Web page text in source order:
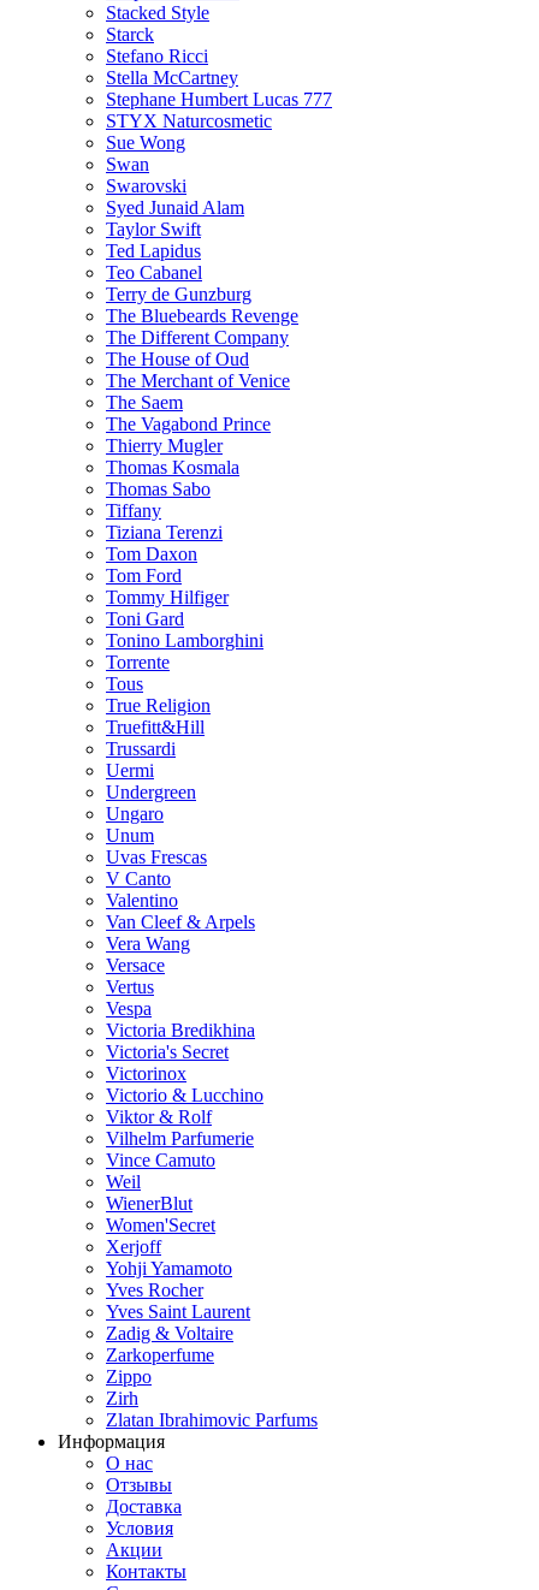
Stacked Style
Starck
Stefano Ricci
Stella McCartney
Stephane Humbert Lucas 777
STYX Naturсosmetic
Sue Wong
Swan
Swarovski
Syed Junaid Alam
Taylor Swift
Ted Lapidus
Teo Cabanel
Terry de Gunzburg
The Bluebeards Revenge
The Different Company
The House of Oud
The Merchant of Venice
The Saem
The Vagabond Prince
Thierry Mugler
Thomas Kosmala
Thomas Sabo
Tiffany
Tiziana Terenzi
Tom Daxon
Tom Ford
Tommy Hilfiger
Toni Gard
Tonino Lamborghini
Torrente
Tous
True Religion
Truefitt&Hill
Trussardi
Uermi
Undergreen
Ungaro
Unum
Uvas Frescas
V Canto
Valentino
Van Cleef & Arpels
Vera Wang
Versace
Vertus
Vespa
Victoria Bredikhina
Victoria's Secret
Victorinox
Victorio & Lucchino
Viktor & Rolf
Vilhelm Parfumerie
Vince Camuto
Weil
WienerBlut
Women'Secret
Xerjoff
Yohji Yamamoto
Yves Rocher
Yves Saint Laurent
Zadig & Voltaire
Zarkoperfume
Zippo
Zirh
Zlatan Ibrahimovic Parfums
Информация
О нас
Отзывы
Доставка
Условия
Aкции
Контакты